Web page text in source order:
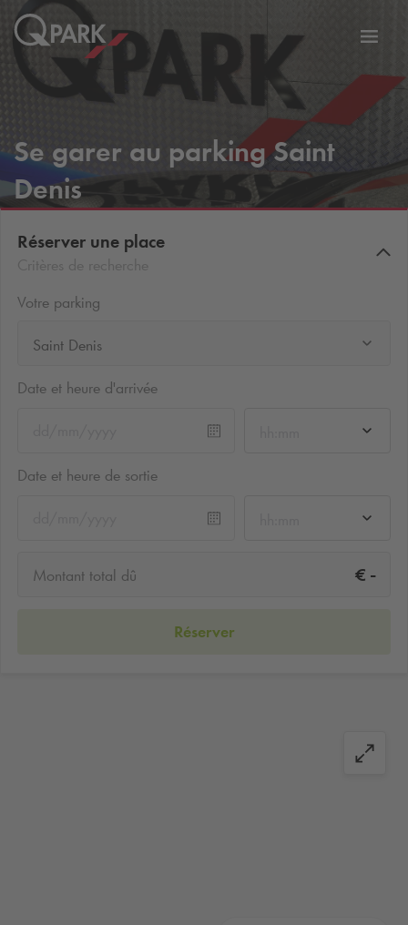
Se garer au parking Saint
Denis
Réserver une place
Votre parking
Saint Denis
Date et heure d'arrivée
Date et heure de sortie
Montant total dû € -
Réserver